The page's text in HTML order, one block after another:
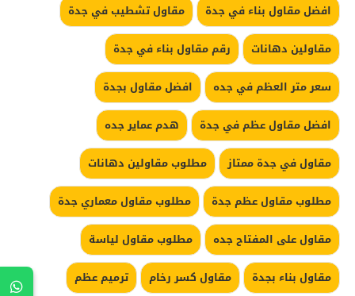
افضل مقاول بناء في جدة
مقاول تشطيب في جدة
مقاولين دهانات
رقم مقاول بناء في جدة
سعر متر العظم في جده
افضل مقاول بجدة
افضل مقاول عظم في جدة
هدم عماير جده
مقاول في جدة ممتاز
مطلوب مقاولين دهانات
مطلوب مقاول عظم جدة
مطلوب مقاول معماري جدة
مقاول على المفتاح جده
مطلوب مقاول لياسة
مقاول بناء بجدة
مقاول كسر رخام
ترميم عظم